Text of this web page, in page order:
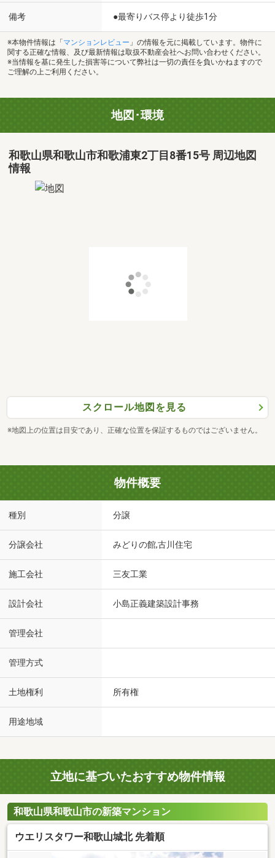
備考 ●最寄りバス停より徒歩1分
※本物件情報は「 マンションレビュー 」の情報を元に掲載しています。物件に
関する正確な情報、及び最新情報は取扱不動産会社へお問い合わせください。
※当情報を基に発生した損害等について弊社は一切の責任を負いかねますので
ご理解の上ご利用ください。
地図･環境
和歌山県和歌山市和歌浦東2丁目8番15号 周辺地図
情報
スクロール地図を見る
※地図上の位置は目安であり、正確な位置を保証するものではございません。
物件概要
種別 分譲
分譲会社 みどりの館,古川住宅
施工会社 三友工業
設計会社 小島正義建築設計事務
管理会社
管理方式
土地権利 所有権
用途地域
立地に基づいたおすすめ物件情報
和歌山県和歌山市の新築マンション
ウエリスタワー和歌山城北 先着順